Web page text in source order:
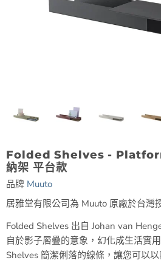
Folded Shelves -
納架 平台款
品牌 Muuto
居雅堂有限公司為 Muuto 原廠於台灣
Folded Shelves 出自 Johan van
自於影子層疊的意象，幻化成生活實
Shelves 簡潔俐落的線條，讓您可以